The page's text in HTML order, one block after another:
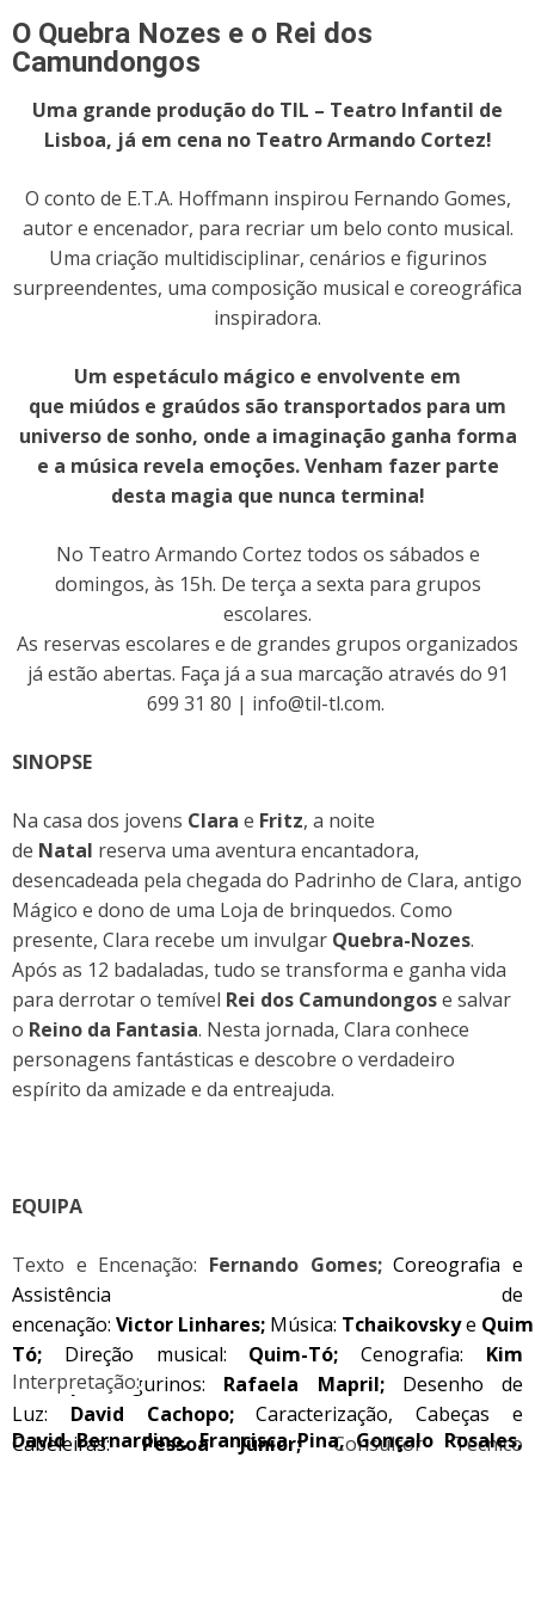
O Quebra Nozes e o Rei dos
Camundongos
Uma grande produção do TIL – Teatro Infantil de
Lisboa, já em cena no Teatro Armando Cortez!
O conto de E.T.A. Hoffmann inspirou Fernando Gomes,
autor e encenador, para recriar um belo conto musical.
Uma criação multidisciplinar, cenários e figurinos
surpreendentes, uma composição musical e coreográfica
inspiradora.
Um espetáculo mágico e envolvente em
que miúdos e graúdos são transportados para um
universo de sonho, onde a imaginação ganha forma
e a música revela emoções. Venham fazer parte
desta magia que nunca termina!
No Teatro Armando Cortez todos os sábados e
domingos, às 15h. De terça a sexta para grupos
escolares.
As reservas escolares e de grandes grupos organizados
já estão abertas. Faça já a sua marcação através do 91
699 31 80 | info@til-tl.com.
SINOPSE
Na casa dos jovens Clara e Fritz, a noite
de Natal reserva uma aventura encantadora,
desencadeada pela chegada do Padrinho de Clara, antigo
Mágico e dono de uma Loja de brinquedos. Como
presente, Clara recebe um invulgar Quebra-Nozes.
Após as 12 badaladas, tudo se transforma e ganha vida
para derrotar o temível Rei dos Camundongose salvar
o Reino da Fantasia. Nesta jornada, Clara conhece
personagens fantásticas e descobre o verdadeiro
espírito da amizade e da entreajuda.
EQUIPA
Texto e Encenação: Fernando Gomes;Coreografia e
Assistência de
encenação: Victor Linhares; Música: Tchaikovskye
Tó; Direção musical: Quim-Tó;Cenografia: Kim
Cachopo;Figurinos: Rafaela Mapril; Desenho de
Luz:
David Cachopo;Caracterização, Cabeças e
Cabeleiras:Pessoa Júnior;Consultor Técnico
Interpretação:
David Bernardino, Francisca Pina, Gonçalo Rosales,